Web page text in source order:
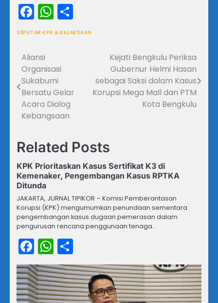
Facebook
WhatsApp
SEPUTAR KPK & KEJAKSAAN
Navigasi
pos
Aliansi
Organisasi
Sukabumi
Bersatu Gelar
Acara Dialog
Kebangsaan
Kejati Bengkulu Periksa
Gubernur Helmi Hasan
sebagai Saksi dalam Kasus
Korupsi Mega Mall dan PTM
Kota Bengkulu
Related Posts
KPK Prioritaskan Kasus Sertifikat K3 di
Kemenaker, Pengembangan Kasus RPTKA
Ditunda
JAKARTA, JURNAL TIPIKOR – Komisi Pemberantasan
Korupsi (KPK) mengumumkan penundaan sementara
pengembangan kasus dugaan pemerasan dalam
pengurusan rencana penggunaan tenaga…
Facebook
WhatsApp